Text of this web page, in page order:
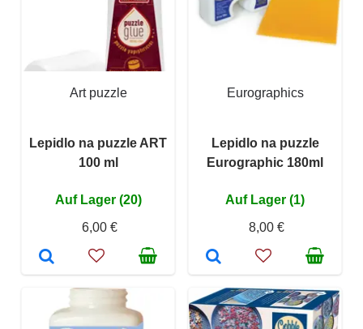
Art puzzle
Lepidlo na puzzle ART
100 ml
Auf Lager (20)
6,00 €
Eurographics
Lepidlo na puzzle
Eurographic 180ml
Auf Lager (1)
8,00 €